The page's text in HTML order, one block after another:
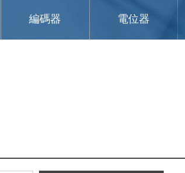
編碼器 電位器